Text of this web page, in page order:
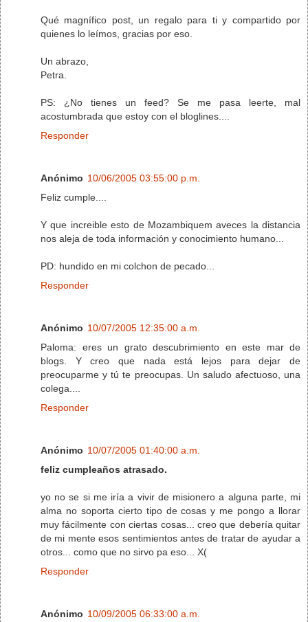
Qué magnífico post, un regalo para ti y compartido por
quienes lo leímos, gracias por eso.
Un abrazo,
Petra.
PS: ¿No tienes un feed? Se me pasa leerte, mal
acostumbrada que estoy con el bloglines....
Responder
Anónimo 10/06/2005 03:55:00 p.m.
Feliz cumple....
Y que increible esto de Mozambiquem aveces la distancia
nos aleja de toda información y conocimiento humano...
PD: hundido en mi colchon de pecado...
Responder
Anónimo 10/07/2005 12:35:00 a.m.
Paloma: eres un grato descubrimiento en este mar de
blogs. Y creo que nada está lejos para dejar de
preocuparme y tú te preocupas. Un saludo afectuoso, una
colega....
Responder
Anónimo 10/07/2005 01:40:00 a.m.
feliz cumpleaños atrasado.
yo no se si me iría a vivir de misionero a alguna parte, mi
alma no soporta cierto tipo de cosas y me pongo a llorar
muy fácilmente con ciertas cosas... creo que debería quitar
de mi mente esos sentimientos antes de tratar de ayudar a
otros... como que no sirvo pa eso... X(
Responder
Anónimo 10/09/2005 06:33:00 a.m.